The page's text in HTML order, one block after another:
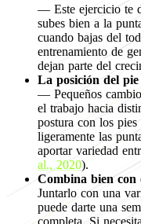
— Este ejercicio te
subes bien a la
cuando bajas del
entrenamiento de
dejan parte del
La posición del
— Pequeños
el trabajo hacia
postura con los
ligeramente las
aportar variedad
al., 2020).
Combina bien con
Juntarlo con una
puede darte una